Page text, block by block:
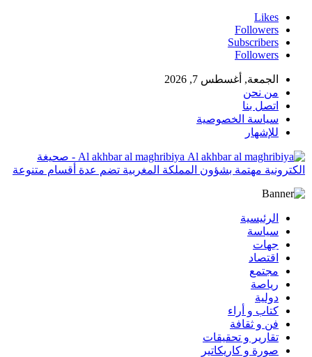
Likes
Followers
Subscribers
Followers
الجمعة, أغسطس 7, 2026
من نحن
اتصل بنا
سياسة الخصوصية
للإشهار
Al akhbar al maghribiya - صحيغة
الكترونية مهتمة بشؤون المملكة المغربية تضم عدة أقسام متنوعة
الرئيسية
سياسة
جهات
اقتصاد
مجتمع
رياصة
دولية
كتاب و أراء
فن و ثقافة
تقارير و تحقيقات
صورة و كاريكاتير